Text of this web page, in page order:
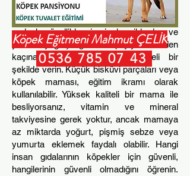
maddelerine sahip olacaktır. Sofra artıkları
sindirim rahatsızlığına neden olabilir, bu
nedenle, özellikle pişmiş kemiklerden ve
yüksek yağ içeriğine sahip yiyeceklerden
kaçınarak, bunları yalnızca idareli bir
şekilde verin. Küçük bisküvi parçaları veya
köpek maması, eğitim ikramı olarak
kullanılabilir. Yüksek kaliteli bir mama ile
besliyorsanız, vitamin ve mineral
takviyesine gerek yoktur, ancak mamaya
az miktarda yoğurt, pişmiş sebze veya
yumurta eklemek faydalı olabilir. Hangi
insan gıdalarının köpekler için güvenli,
hangilerinin güvenli olmadığını öğrenin.
Köpek Eğitmeni Mahmut ÇELİK
0536 785 07 43